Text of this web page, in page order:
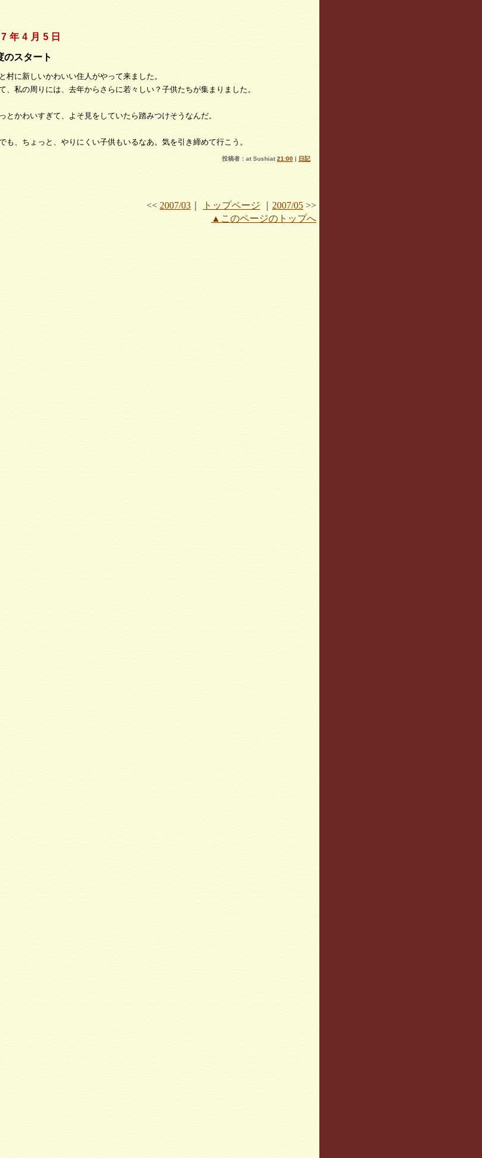
年4月5日
のスタート
村に新しいかわいい住人がやって来ました。
、私の周りには、去年からさらに若々しい？子供たちが集まりました。
とかわいすぎて、よそ見をしていたら踏みつけそうなんだ。
も、ちょっと、やりにくい子供もいるなあ。気を引き締めて行こう。
投稿者：at Sushiat21:00 | 日記
<< 2007/03 トップページ 2007/05 >>
▲このページのトップへ